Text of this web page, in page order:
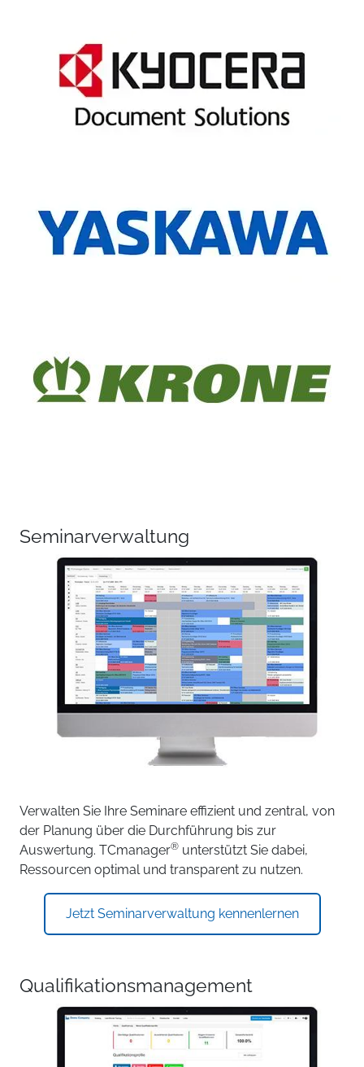
Seminarverwaltung
Verwalten Sie Ihre Seminare effizient und zentral, von
der Planung über die Durchführung bis zur
Auswertung. TCmanager® unterstützt Sie dabei,
Ressourcen optimal und transparent zu nutzen.
Jetzt Seminarverwaltung kennenlernen
Qualifikationsmanagement